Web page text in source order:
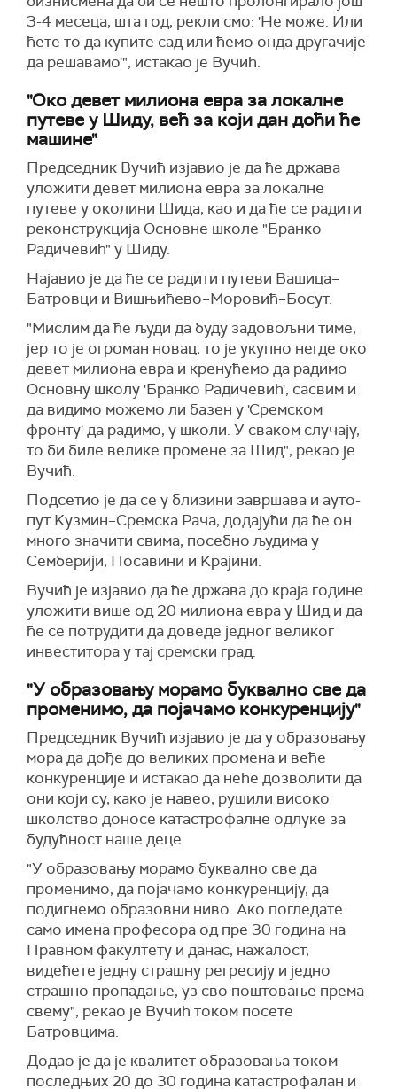
3-4 месеца, шта год, рекли смо: 'Не може. Или
ћете то да купите сад или ћемо онда другачије
да решавамо'", истакао је Вучић.
"Око девет милиона евра за локалне
путеве у Шиду, већ за који дан доћи ће
машине"
Председник Вучић изјавио је да ће држава
уложити девет милиона евра за локалне
путеве у околини Шида, као и да ће се радити
реконструкција Основне школе "Бранко
Радичевић" у Шиду.
Најавио је да ће се радити путеви Вашица–
Батровци и Вишњићево–Моровић–Босут.
"Мислим да ће људи да буду задовољни тиме,
јер то је огроман новац, то је укупно негде око
девет милиона евра и кренућемо да радимо
Основну школу 'Бранко Радичевић', сасвим и
да видимо можемо ли базен у 'Сремском
фронту' да радимо, у школи. У сваком случају,
то би биле велике промене за Шид", рекао је
Вучић.
Подсетио је да се у близини завршава и ауто-
пут Kузмин–Сремска Рача, додајући да ће он
много значити свима, посебно људима у
Семберији, Посавини и Kрајини.
Вучић je изјавио да ће држава до краја године
уложити више од 20 милиона евра у Шид и да
ће се потрудити да доведе једног великог
инвеститора у тај сремски град.
"У образовању морамо буквално све да
променимо, да појачамо конкуренцију"
Председник Вучић изјавио је да у образовању
мора да дође до великих промена и веће
конкуренције и истакао да неће дозволити да
они који су, како је навео, рушили високо
школство доносе катастрофалне одлуке за
будућност наше деце.
"У образовању морамо буквално све да
променимо, да појачамо конкуренцију, да
подигнемо образовни ниво. Ако погледате
само имена професора од пре 30 година на
Правном факултету и данас, нажалост,
видећете једну страшну регресију и једно
страшно пропадање, уз сво поштовање према
свему", рекао је Вучић током посете
Батровцима.
Додао је да је квалитет образовања током
последњих 20 до 30 година катастрофалан и